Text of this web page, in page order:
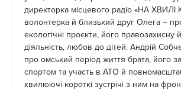
директорка місцевого радіо «НА
волонтерка й близький друг Олега –
екологічні проєкти, його правозахисну
діяльність, любов до дітей. Андрій
про омський період життя брата, його
спортом та участь в АТО й
хвилюючі короткі зустрічі з ним на